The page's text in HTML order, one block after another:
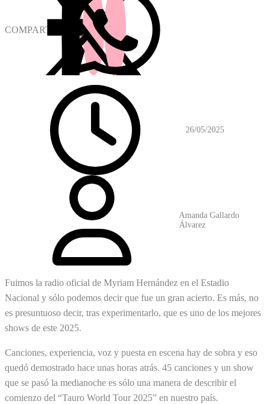
COMPARTIR
26/05/2025
Amanda Gallardo
Álvarez
Fuimos la radio oficial de Myriam Hernández en el Estadio
Nacional y sólo podemos decir que fue un gran acierto. Es más, no
es presuntuoso decir, tras experimentarlo, que es uno de los mejores
shows de este 2025.
Canciones, experiencia, voz y puesta en escena hay de sobra y eso
quedó demostrado hace unas horas atrás. 45 canciones y un show
que se pasó la medianoche es sólo una manera de describir el
comienzo del “Tauro World Tour 2025” en nuestro país.